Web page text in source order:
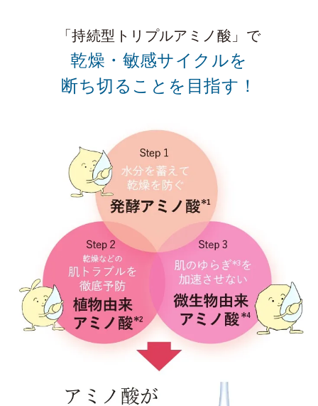
「持続型トリプルアミノ酸」で
乾燥・敏感サイクルを
断ち切ることを目指す！